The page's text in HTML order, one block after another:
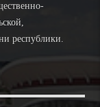
республики.